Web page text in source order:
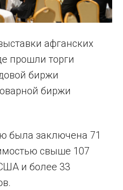
афганских
прошли торги
биржи
биржи
была заключена 71
свыше 107
и более 33